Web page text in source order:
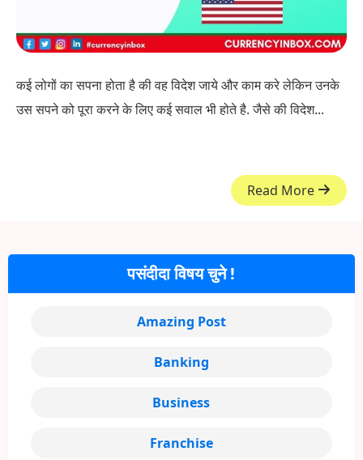
कई लोगों का सपना होता है की वह विदेश जाये और काम करे लेकिन उनके
उस सपने को पूरा करने के लिए कई सवाल भी होते है. जैसे की विदेश...
Read More
पसंदीदा विषय चुने !
Amazing Post
Banking
Business
Franchise